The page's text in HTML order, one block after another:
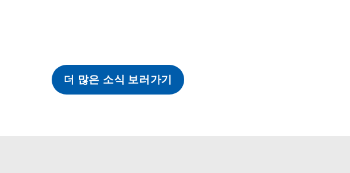
더 많은 소식 보러가기